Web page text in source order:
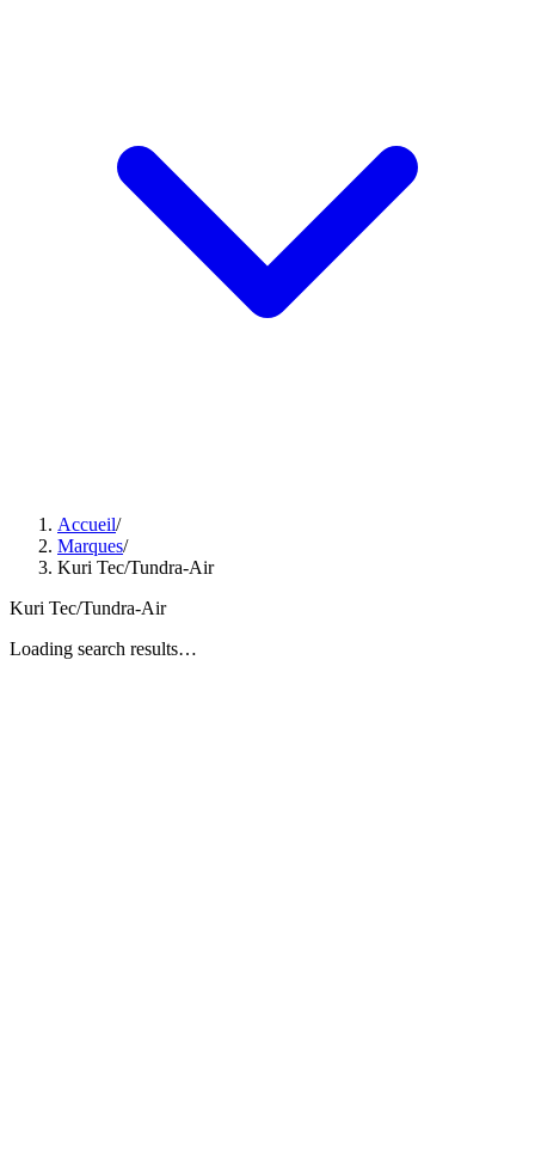
Accueil/
Marques/
Kuri Tec/Tundra-Air
Kuri Tec/Tundra-Air
Loading search results…